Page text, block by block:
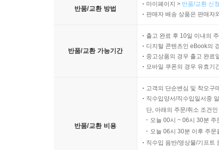
반품/교환 방법
마이페이지 > 반품/교환 신
판매자 배송 상품은 판매자
반품/교환 가능기간
출고 완료 후 10일 이내의
디지털 콘텐츠인 eBook의
중고상품의 경우 출고 완료
모바일 쿠폰의 경우 유효기
반품/교환 비용
고객의 단순변심 및 착오구
직수입양서/직수입일서중
단, 아래의 주문/취소 조건
오늘 00시 ~ 06시 30분
오늘 06시 30분 이후 주
직수입 음반/영상물/기프트